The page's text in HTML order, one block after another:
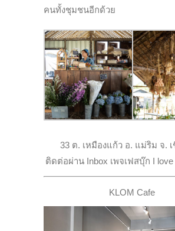
คนทั้งชุมชนอีกด้วย
33 ต. เหมืองแก้ว อ. แม่ริม จ.
ติดต่อผ่าน Inbox เพจเฟสบุ๊ก I love
KLOM Cafe